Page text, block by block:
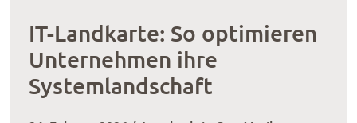
IT-Landkarte: So optimieren
Unternehmen ihre
Systemlandschaft